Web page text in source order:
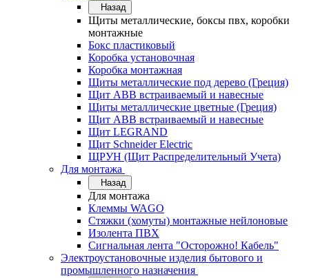
Назад
Щиты металлические, боксы пвх, коробки
монтажные
Бокс пластиковый
Коробка установочная
Коробка монтажная
Щиты металлические под дерево (Греция)
Щит ABB встраиваемый и навесные
Щиты металлические цветные (Греция)
Щит ABB встраиваемый и навесные
Щит LEGRAND
Щит Schneider Electric
ЩРУН (Щит Распределительный Учета)
Для монтажа
Назад
Для монтажа
Клеммы WAGO
Стяжки (хомуты) монтажные нейлоновые
Изолента ПВХ
Сигнальная лента "Осторожно! Кабель"
Электроустановочные изделия бытового и
промышленного назначения